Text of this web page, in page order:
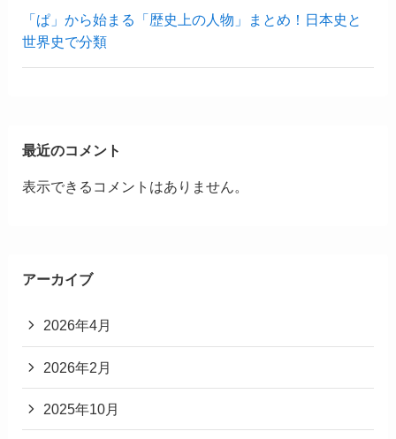
「ぱ」から始まる「歴史上の人物」まとめ！日本史と
世界史で分類
最近のコメント
表示できるコメントはありません。
アーカイブ
2026年4月
2026年2月
2025年10月